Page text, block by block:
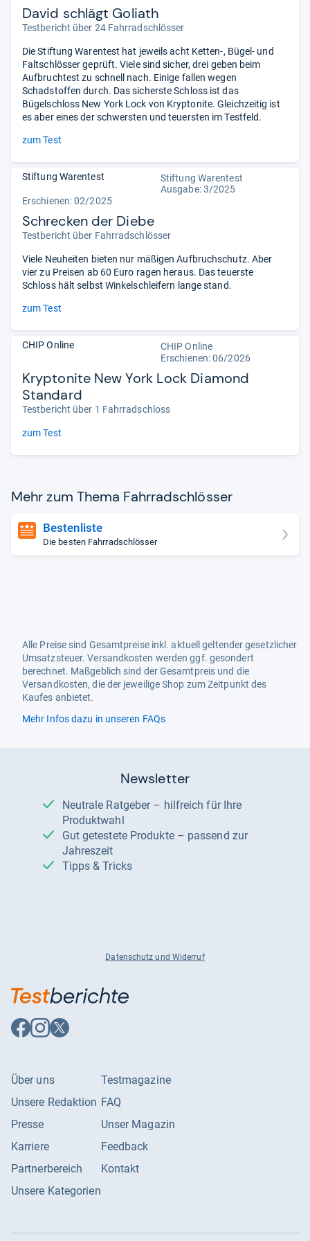
David schlägt Goliath
Testbericht über 24 Fahrradschlösser
Die Stiftung Warentest hat jeweils acht Ketten-, Bügel- und
Faltschlösser geprüft. Viele sind sicher, drei geben beim
Aufbruchtest zu schnell nach. Einige fallen wegen
Schadstoffen durch. Das sicherste Schloss ist das
Bügelschloss New York Lock von Kryptonite. Gleichzeitig ist
es aber eines der schwersten und teuersten im Testfeld.
zum Test
Stiftung Warentest
Stiftung Warentest
Ausgabe: 3/2025
Erschienen: 02/2025
Schrecken der Diebe
Testbericht über Fahrradschlösser
Viele Neuheiten bieten nur mäßigen Aufbruchschutz. Aber
vier zu Preisen ab 60 Euro ragen heraus. Das teuerste
Schloss hält selbst Winkelschleifern lange stand.
zum Test
CHIP Online
CHIP Online
Erschienen:06/2026
Kryptonite New York Lock Diamond
Standard
Testbericht über 1 Fahrradschloss
zum Test
Mehr zum Thema Fahr­rad­sch­lös­ser
Bestenliste
Die besten Fahrradschlösser
Alle Preise sind Gesamtpreise inkl. aktuell geltender gesetzlicher
Umsatzsteuer. Versandkosten werden ggf. gesondert
berechnet. Maßgeblich sind der Gesamtpreis und die
Versandkosten, die der jeweilige Shop zum Zeitpunkt des
Kaufes anbietet.
Mehr Infos dazu in unseren FAQs
Newsletter
Neutrale Ratgeber – hilfreich für Ihre
Produktwahl
Gut getestete Produkte – passend zur
Jahreszeit
Tipps & Tricks
Datenschutz und Widerruf
Auf
Facebook
Auf
Instagram
Auf
X
Über uns
Unsere Redaktion
Presse
Karriere
Partnerbereich
Unsere Kategorien
Testmagazine
FAQ
Unser Magazin
Feedback
Kontakt